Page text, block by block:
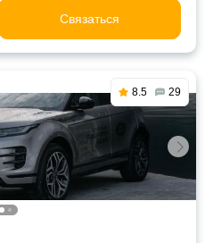
Связаться
8.5 29